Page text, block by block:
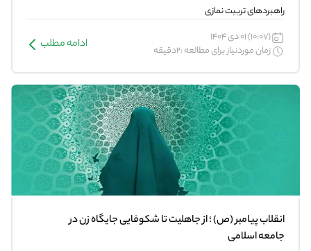
راهبردهای تربیت نمازی
(10:07) 01 دی 1404
زمان موردنیاز برای مطالعه :2دقیقه
ادامه مطلب
انقلاب پیامبر (ص) ؛ از جاهلیت تا شکوفایی جایگاه زن در
جامعه اسلامی